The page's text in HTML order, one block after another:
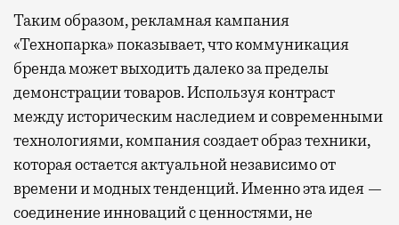
Таким образом, рекламная кампания
«Технопарка» показывает, что коммуникация
бренда может выходить далеко за пределы
демонстрации товаров. Используя контраст
между историческим наследием и современными
технологиями, компания создает образ техники,
которая остается актуальной независимо от
времени и модных тенденций. Именно эта идея —
соединение инноваций с ценностями, не